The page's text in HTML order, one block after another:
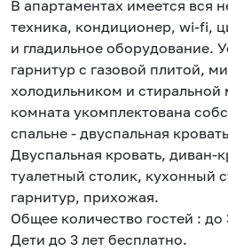
В апартаментах имеется вся
техника, кондиционер, wi-fi,
и гладильное оборудование.
гарнитур с газовой плитой,
холодильником и
комната укомплектована
спальне - двуспальная
Двуспальная кровать, диван-
туалетный столик, кухонный
гарнитур, прихожая.
Общее количество гостей : до
Дети до 3 лет бесплатно.